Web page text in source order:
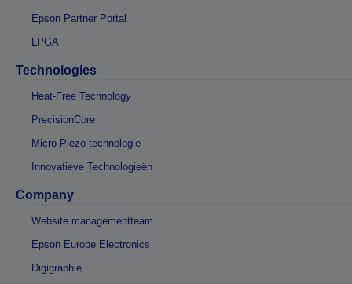
Epson Partner Portal
LPGA
Technologies
Heat-Free Technology
PrecisionCore
Micro Piezo-technologie
Innovatieve Technologieën
Company
Website managementteam
Epson Europe Electronics
Digigraphie